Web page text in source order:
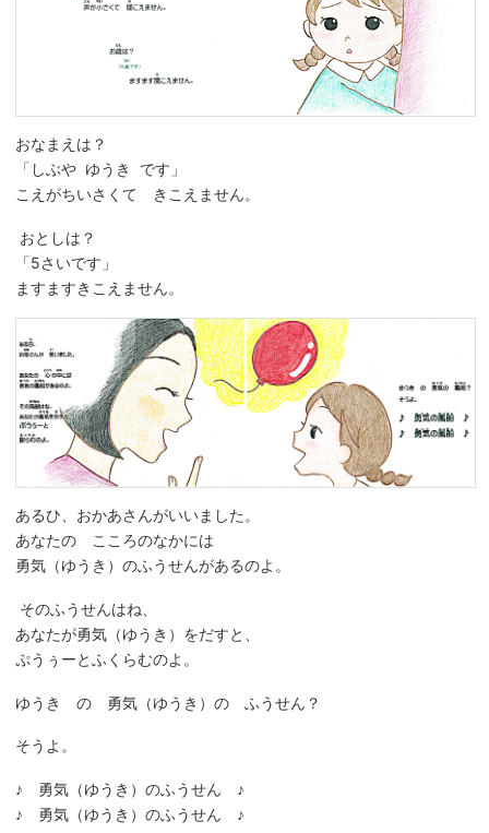
おなまえは？
「しぶや ゆうき です」
こえがちいさくて きこえません。
おとしは？
「5さいです」
ますますきこえません。
あるひ、おかあさんがいいました。
あなたの こころのなかには
勇気（ゆうき）のふうせんがあるのよ。
そのふうせんはね、
あなたが勇気（ゆうき）をだすと、
ぷうぅーとふくらむのよ。
ゆうき の 勇気（ゆうき）の ふうせん？
そうよ。
♪ 勇気（ゆうき）のふうせん ♪
♪ 勇気（ゆうき）のふうせん ♪